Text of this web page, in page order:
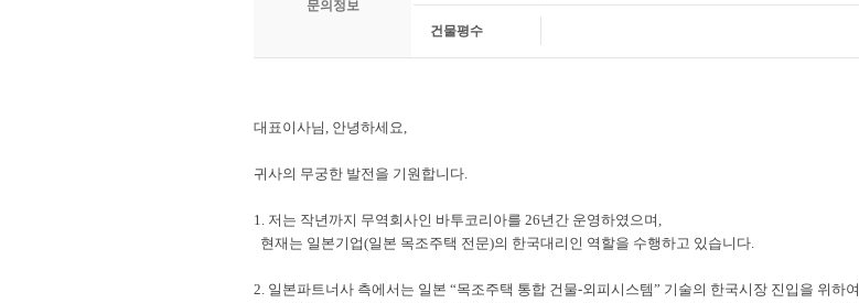
문의정보
건물평수
대표이사님, 안녕하세요,
귀사의 무궁한 발전을 기원합니다.
1. 저는 작년까지 무역회사인 바투코리아를 26년간 운영하였으며,
현재는 일본기업(일본 목조주택 전문)의 한국대리인 역할을 수행하고 있습니다.
2. 일본파트너사 측에서는 일본 “목조주택 통합 건물-외피시스템” 기술의 한국시장 진입을 위하여